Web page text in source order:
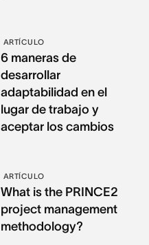
ARTÍCULO
6 maneras de
desarrollar
adaptabilidad en el
lugar de trabajo y
aceptar los cambios
ARTÍCULO
What is the PRINCE2
project management
methodology?